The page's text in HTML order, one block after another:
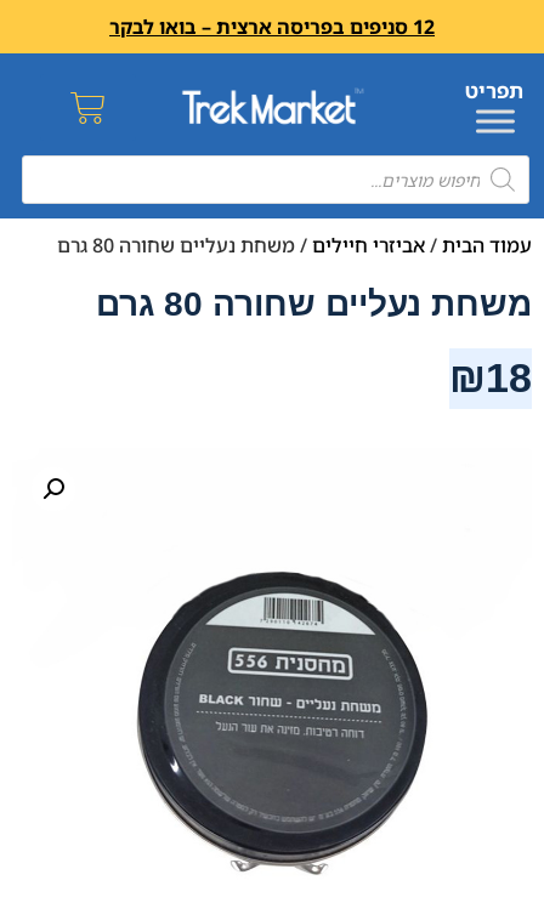
12 סניפים בפריסה ארצית – בואו לבקר
עמוד הבית/אביזרי חיילים/ משחת נעליים שחורה 80 גרם
משחת נעליים שחורה 80 גרם
₪18